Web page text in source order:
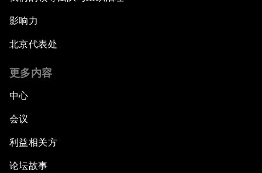
影响力
北京代表处
更多内容
中心
会议
利益相关方
论坛故事